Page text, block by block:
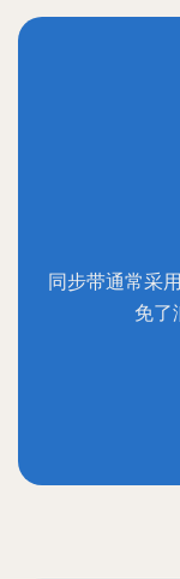
同步带通常采
免了